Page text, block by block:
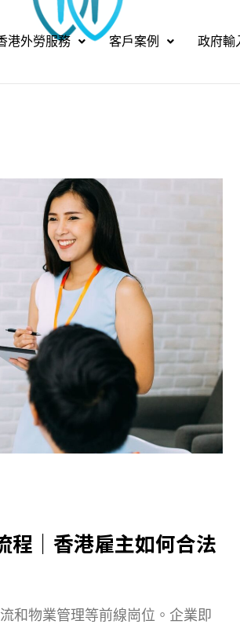
港外勞服務 客戶案例 政府輸
程｜香港雇主如何合法
和物業管理等前線崗位。企業即